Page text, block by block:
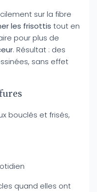
sur la fibre
les frisottis tout en
pour plus de
. Résultat : des
sans effet
bouclés et frisés,
quand elles ont